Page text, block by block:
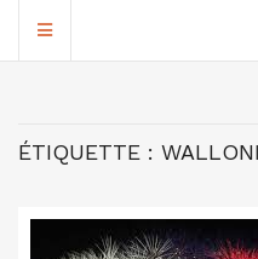
ÉTIQUETTE :